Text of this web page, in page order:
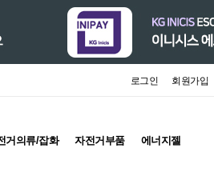
로그인 회원가입
거의류/잡화 자전거부품 에너지젤